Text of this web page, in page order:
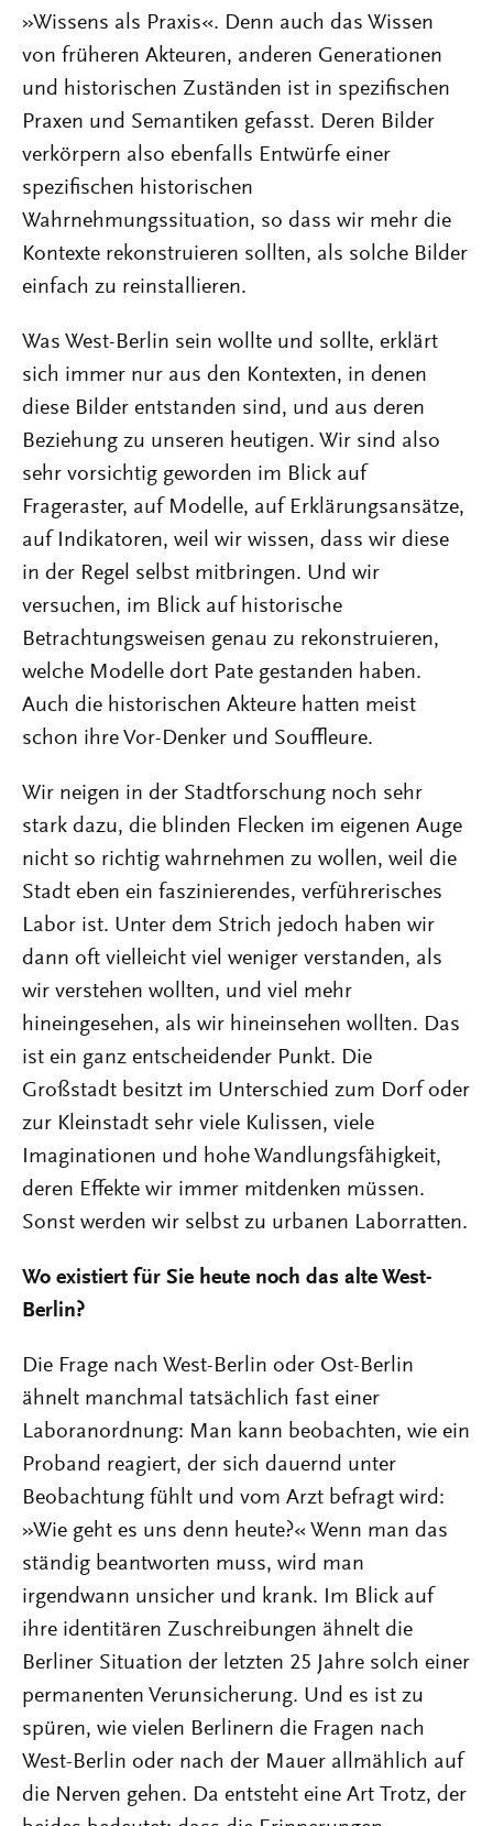
»Wissens als Praxis«. Denn auch das Wissen
von früheren Akteuren, anderen Generationen
und historischen Zuständen ist in spezifischen
Praxen und Semantiken gefasst. Deren Bilder
verkörpern also ebenfalls Entwürfe einer
spezifischen historischen
Wahrnehmungssituation, so dass wir mehr die
Kontexte rekonstruieren sollten, als solche Bilder
einfach zu reinstallieren.
Was West-Berlin sein wollte und sollte, erklärt
sich immer nur aus den Kontexten, in denen
diese Bilder entstanden sind, und aus deren
Beziehung zu unseren heutigen. Wir sind also
sehr vorsichtig geworden im Blick auf
Frageraster, auf Modelle, auf Erklärungsansätze,
auf Indikatoren, weil wir wissen, dass wir diese
in der Regel selbst mitbringen. Und wir
versuchen, im Blick auf historische
Betrachtungsweisen genau zu rekonstruieren,
welche Modelle dort Pate gestanden haben.
Auch die historischen Akteure hatten meist
schon ihre Vor-Denker und Souffleure.
Wir neigen in der Stadtforschung noch sehr
stark dazu, die blinden Flecken im eigenen Auge
nicht so richtig wahrnehmen zu wollen, weil die
Stadt eben ein faszinierendes, verführerisches
Labor ist. Unter dem Strich jedoch haben wir
dann oft vielleicht viel weniger verstanden, als
wir verstehen wollten, und viel mehr
hineingesehen, als wir hineinsehen wollten. Das
ist ein ganz entscheidender Punkt. Die
Großstadt besitzt im Unterschied zum Dorf oder
zur Kleinstadt sehr viele Kulissen, viele
Imaginationen und hohe Wandlungsfähigkeit,
deren Effekte wir immer mitdenken müssen.
Sonst werden wir selbst zu urbanen Laborratten.
Wo existiert für Sie heute noch das alte West-
Berlin?
Die Frage nach West-Berlin oder Ost-Berlin
ähnelt manchmal tatsächlich fast einer
Laboranordnung: Man kann beobachten, wie ein
Proband reagiert, der sich dauernd unter
Beobachtung fühlt und vom Arzt befragt wird:
»Wie geht es uns denn heute?« Wenn man das
ständig beantworten muss, wird man
irgendwann unsicher und krank. Im Blick auf
ihre identitären Zuschreibungen ähnelt die
Berliner Situation der letzten 25 Jahre solch einer
permanenten Verunsicherung. Und es ist zu
spüren, wie vielen Berlinern die Fragen nach
West-Berlin oder nach der Mauer allmählich auf
die Nerven gehen. Da entsteht eine Art Trotz, der